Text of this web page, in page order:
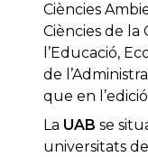
Ciències
Ciències de la
l’Educació,
de
que en
La UAB se
universitats